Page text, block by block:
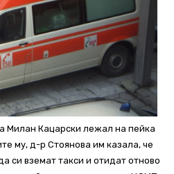
Милан Кацарски лежал на пейка
му, д-р Стоянова им казала, че
си вземат такси и отидат отново